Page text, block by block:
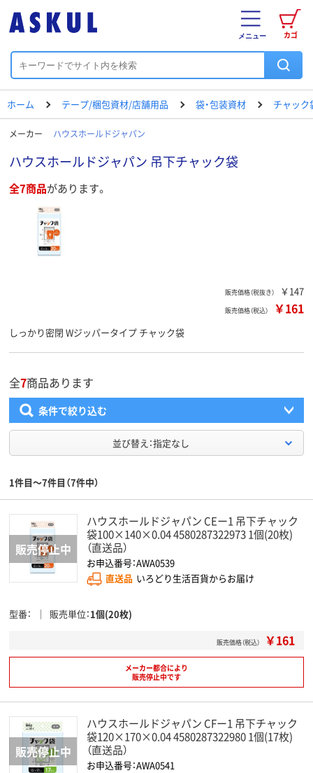
カゴ
メニュー
ホーム テープ/梱包資材/店舗用品 袋・包装資材 チャック
メーカー ハウスホールドジャパン
ハウスホールドジャパン 吊下チャック袋
全7商品があります。
販売価格（税抜き） ￥147
販売価格（税込） ￥161
しっかり密閉 Wジッパータイプ チャック袋
全7商品あります
条件で絞り込む
並び替え：指定なし
1件目～7件目（7件中）
ハウスホールドジャパン CEー1 吊下チャック
袋100×140×0.04 4580287322973 1個(20枚)
（直送品）
お申込番号：AWA0539
直送品 いろどり生活百貨からお届け
型番 販売単位 1個(20枚)
販売価格（税込） ￥161
メーカー都合により
販売停止中です
ハウスホールドジャパン CFー1 吊下チャック
袋120×170×0.04 4580287322980 1個(17枚)
（直送品）
お申込番号：AWA0541